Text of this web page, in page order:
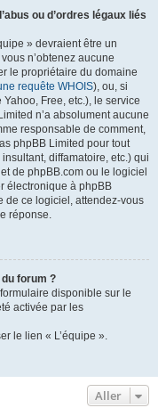
ou d’ordres légaux liés
» devraient être un
n’obtenez aucune
le propriétaire du domaine
requête WHOIS), ou, si
Free, etc.), le service
n’a absolument aucune
responsable de comment,
phpBB Limited pour tout
diffamatoire, etc.) qui
de phpBB.com ou le logiciel
électronique à phpBB
de ce logiciel, attendez-vous
réponse.
forum ?
disponible sur le
activée par les
le lien « L’équipe ».
Aller